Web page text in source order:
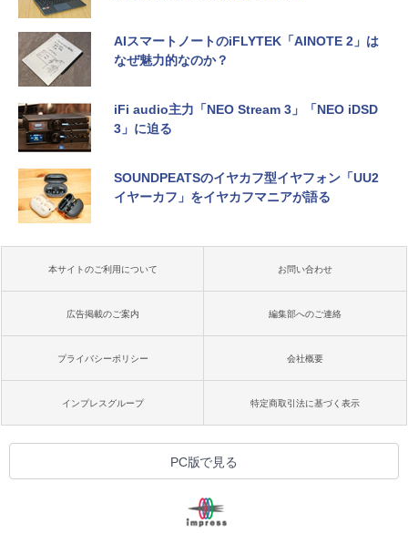
AIスマートノートのiFLYTEK「AINOTE 2」は
なぜ魅力的なのか？
iFi audio主力「NEO Stream 3」「NEO iDSD
3」に迫る
SOUNDPEATSのイヤカフ型イヤフォン「UU2
イヤーカフ」をイヤカフマニアが語る
本サイトのご利用について お問い合わせ
広告掲載のご案内 編集部へのご連絡
プライバシーポリシー 会社概要
インプレスグループ 特定商取引法に基づく表示
PC版で見る